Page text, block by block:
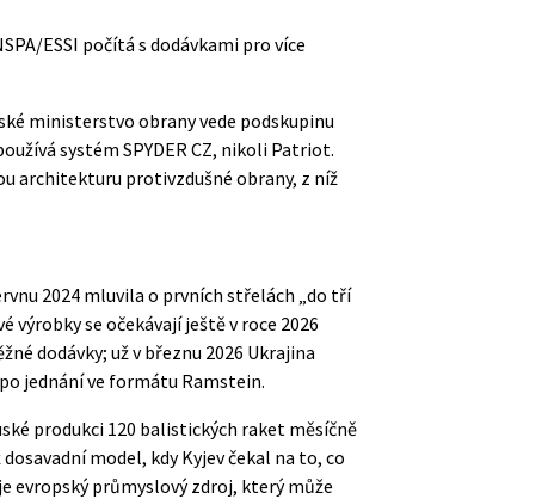
ESSI počítá s dodávkami pro více
ministerstvo obrany vede podskupinu
systém SPYDER CZ, nikoli Patriot.
architekturu protivzdušné obrany, z níž
2024 mluvila o prvních střelách „do tří
výrobky se očekávají ještě v roce 2026
dodávky; už v březnu 2026 Ukrajina
jednání ve formátu Ramstein.
produkci 120 balistických raket měsíčně
model, kdy Kyjev čekal na to, co
evropský průmyslový zdroj, který může